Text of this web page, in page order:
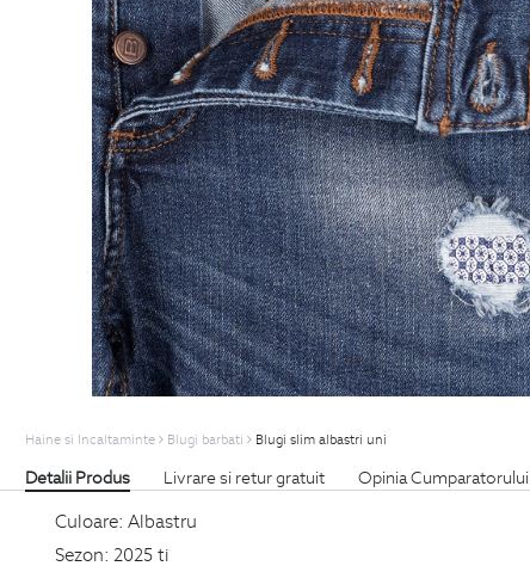
Haine si Incaltaminte Blugi barbati Blugi slim albastri uni
Detalii Produs Livrare si retur gratuit Opinia Cumparatorului
Culoare: Albastru
Sezon: 2025 ti